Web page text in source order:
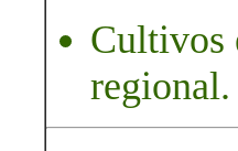
Cultivos
regional.